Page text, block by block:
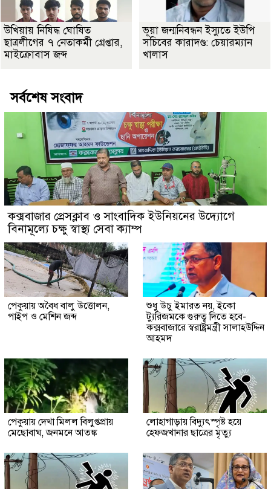
উখিয়ায় নিষিদ্ধ ঘোষিত
ছাত্রলীগের ৭ নেতাকর্মী গ্রেপ্তার,
মাইক্রোবাস জব্দ
ভূয়া জন্মনিবন্ধন ইস্যুতে ইউপি
সচিবের কারাদণ্ড: চেয়ারম্যান
খালাস
সর্বশেষ সংবাদ
কক্সবাজার প্রেসক্লাব ও সাংবাদিক ইউনিয়নের উদ্যোগে
বিনামূল্যে চক্ষু স্বাস্থ্য সেবা ক্যাম্প
পেকুয়ায় অবৈধ বালু উত্তোলন,
পাইপ ও মেশিন জব্দ
শুধু উচু ইমারত নয়, ইকো
ট্যুরিজমকে গুরুত্ব দিতে হবে-
কক্সবাজারে স্বরাষ্ট্রমন্ত্রী সালাহউদ্দিন
আহমদ
পেকুয়ায় দেখা মিলল বিলুপ্তপ্রায়
মেছোবাঘ, জনমনে আতঙ্ক
লোহাগাড়ায় বিদ্যুৎস্পৃষ্ট হয়ে
হেফজখানার ছাত্রের মৃত্যু